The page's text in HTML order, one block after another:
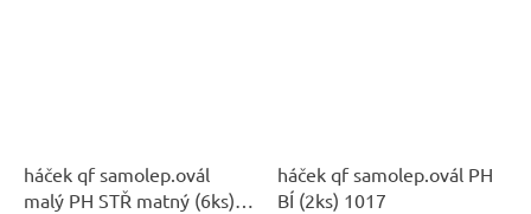
háček qf samolep.ovál
malý PH STŘ matný (6ks)
háček qf samolep.ovál PH
BÍ (2ks) 1017